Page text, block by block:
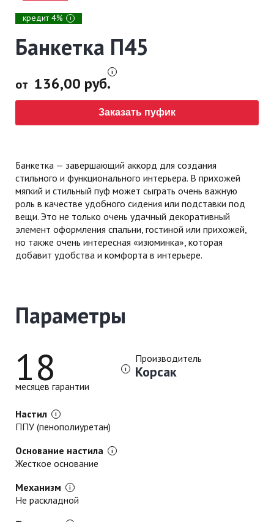
кредит 4% i
Банкетка П45
от 136,00 руб.
Заказать пуфик
Банкетка — завершающий аккорд для создания
стильного и функционального интерьера. В прихожей
мягкий и стильный пуф может сыграть очень важную
роль в качестве удобного сидения или подставки под
вещи. Это не только очень удачный декоративный
элемент оформления спальни, гостиной или прихожей,
но также очень интересная «изюминка», которая
добавит удобства и комфорта в интерьере.
Параметры
Настил
ППУ (пенополиуретан)
Основание настила
Жесткое основание
Механизм
Не раскладной
Производитель
Корсак
18
месяцев гарантии